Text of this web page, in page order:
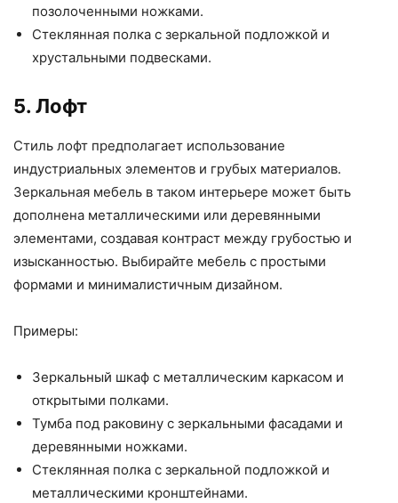
позолоченными ножками.
Стеклянная полка с зеркальной подложкой и
хрустальными подвесками.
5. Лофт
Стиль лофт предполагает использование
индустриальных элементов и грубых материалов.
Зеркальная мебель в таком интерьере может быть
дополнена металлическими или деревянными
элементами, создавая контраст между грубостью и
изысканностью. Выбирайте мебель с простыми
формами и минималистичным дизайном.
Примеры:
Зеркальный шкаф с металлическим каркасом и
открытыми полками.
Тумба под раковину с зеркальными фасадами и
деревянными ножками.
Стеклянная полка с зеркальной подложкой и
металлическими кронштейнами.